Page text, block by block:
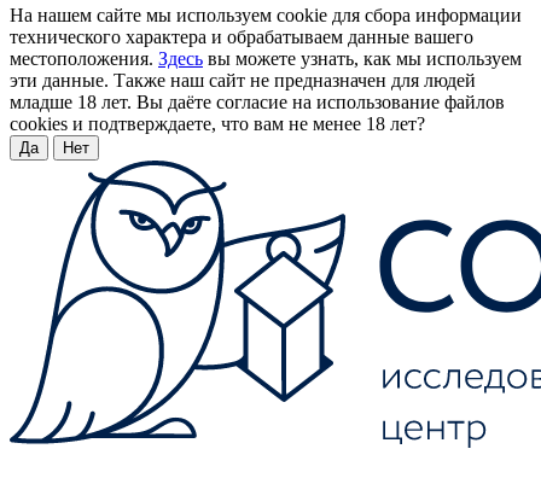
На нашем сайте мы используем cookie для сбора информации
технического характера и обрабатываем данные вашего
местоположения. Здесь вы можете узнать, как мы используем
эти данные. Также наш сайт не предназначен для людей
младше 18 лет. Вы даёте согласие на использование файлов
cookies и подтверждаете, что вам не менее 18 лет?
Да Нет